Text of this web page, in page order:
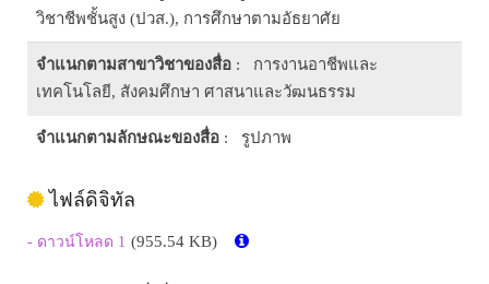
วิชาชีพชั้นสูง (ปวส.), การศึกษาตามอัธยาศัย
จำแนกตามสาขาวิชาของสื่อ : การงานอาชีพและ
เทคโนโลยี, สังคมศึกษา ศาสนาและวัฒนธรรม
จำแนกตามลักษณะของสื่อ : รูปภาพ
ไฟล์ดิจิทัล
- ดาวน์โหลด 1 (955.54 KB)